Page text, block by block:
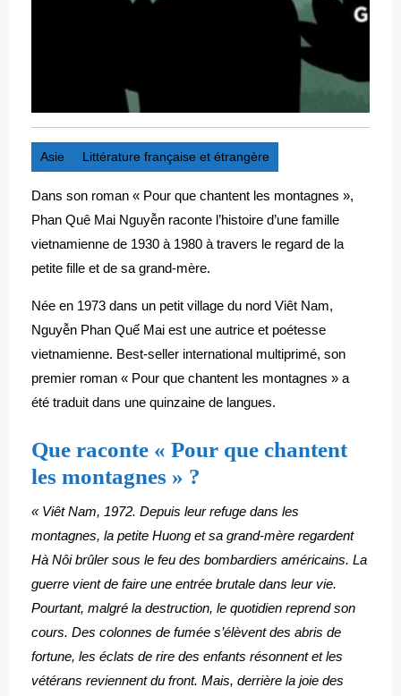
Asie Littérature française et étrangère
Dans son roman « Pour que chantent les montagnes »,
Phan Quê Mai Nguyễn raconte l’histoire d’une famille
vietnamienne de 1930 à 1980 à travers le regard de la
petite fille et de sa grand-mère.
Née en 1973 dans un petit village du nord Viêt Nam,
Nguyễn Phan Quế Mai est une autrice et poétesse
vietnamienne. Best-seller international multiprimé, son
premier roman « Pour que chantent les montagnes » a
été traduit dans une quinzaine de langues.
Que raconte « Pour que chantent
les montagnes » ?
« Viêt Nam, 1972. Depuis leur refuge dans les
montagnes, la petite Huong et sa grand-mère regardent
Hà Nôi brûler sous le feu des bombardiers américains. La
guerre vient de faire une entrée brutale dans leur vie.
Pourtant, malgré la destruction, le quotidien reprend son
cours. Des colonnes de fumée s’élèvent des abris de
fortune, les éclats de rire des enfants résonnent et les
vétérans reviennent du front. Mais, derrière la joie des